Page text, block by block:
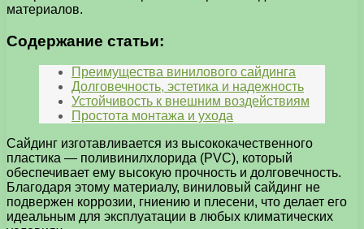
материалов.
Содержание статьи:
Преимущества винилового сайдинга
Долговечность, эстетика и надежность
Устойчивость к внешним воздействиям
Простота монтажа и ухода
Сайдинг изготавливается из высококачественного
пластика — поливинилхлорида (PVC), который
обеспечивает ему высокую прочность и долговечность.
Благодаря этому материалу, виниловый сайдинг не
подвержен коррозии, гниению и плесени, что делает его
идеальным для эксплуатации в любых климатических